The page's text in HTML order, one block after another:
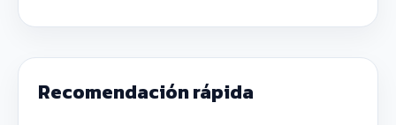
Recomendación rápida